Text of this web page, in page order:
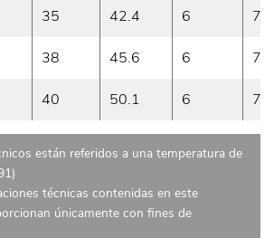
35 42.4 6 7
38 45.6 6 7
40 50.1 6 7
están referidos a una temperatura de
técnicas contenidas en este
únicamente con fines de